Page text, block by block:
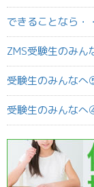
できることなら・
ZMS受験生のみん
受験生のみんなへ
受験生のみんなへ